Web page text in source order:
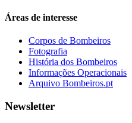
Áreas de interesse
Corpos de Bombeiros
Fotografia
História dos Bombeiros
Informações Operacionais
Arquivo Bombeiros.pt
Newsletter